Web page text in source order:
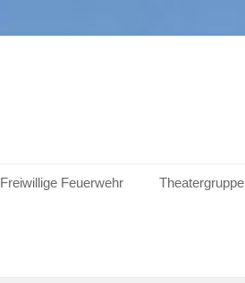
Freiwillige Feuerwehr Theatergruppe